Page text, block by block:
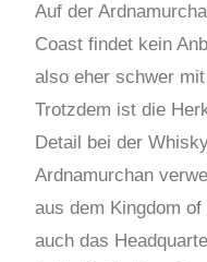
Auf der
Coast findet kein
also eher schwer
Trotzdem ist die
Detail bei der
Ardnamurchan
aus dem Kingdom
auch das